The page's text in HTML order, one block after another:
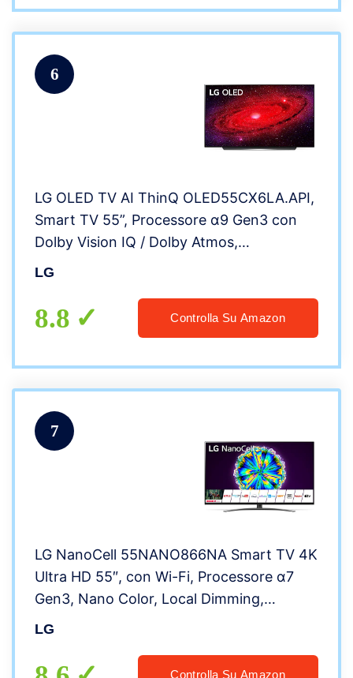
6
LG OLED TV AI ThinQ OLED55CX6LA.API,
Smart TV 55”, Processore α9 Gen3 con
Dolby Vision IQ / Dolby Atmos,
Compatibile NVIDIA G-Sync, Google
LG
8.8 Controlla Su Amazon
7
LG NanoCell 55NANO866NA Smart TV 4K
Ultra HD 55″, con Wi-Fi, Processore α7
Gen3, Nano Color, Local Dimming,
Filmmaker Mode, Dolby Vision IQ, Dolby
Integrati
LG
Controlla Su Amazon